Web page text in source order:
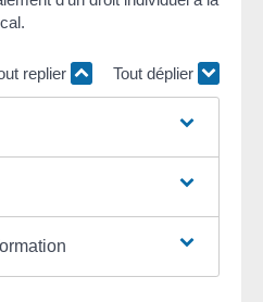
replier Tout déplier